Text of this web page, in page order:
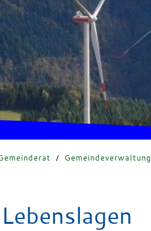
/ Gemeindeverwaltung
Lebenslagen